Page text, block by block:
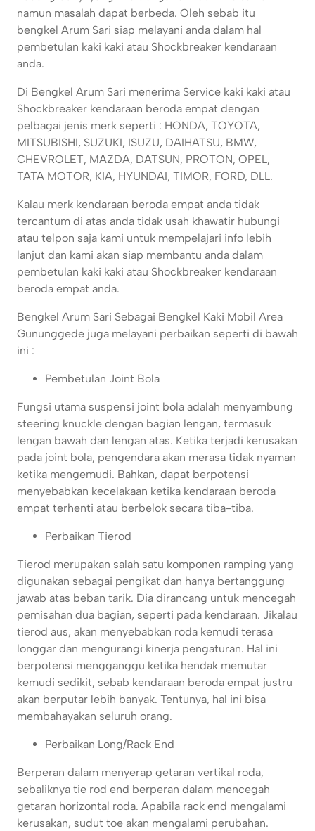
namun masalah dapat berbeda. Oleh sebab itu
bengkel Arum Sari siap melayani anda dalam hal
pembetulan kaki kaki atau Shockbreaker kendaraan
anda.
Di Bengkel Arum Sari menerima Service kaki kaki atau
Shockbreaker kendaraan beroda empat dengan
pelbagai jenis merk seperti : HONDA, TOYOTA,
MITSUBISHI, SUZUKI, ISUZU, DAIHATSU, BMW,
CHEVROLET, MAZDA, DATSUN, PROTON, OPEL,
TATA MOTOR, KIA, HYUNDAI, TIMOR, FORD, DLL.
Kalau merk kendaraan beroda empat anda tidak
tercantum di atas anda tidak usah khawatir hubungi
atau telpon saja kami untuk mempelajari info lebih
lanjut dan kami akan siap membantu anda dalam
pembetulan kaki kaki atau Shockbreaker kendaraan
beroda empat anda.
Bengkel Arum Sari Sebagai Bengkel Kaki Mobil Area
Gununggede juga melayani perbaikan seperti di bawah
ini :
Pembetulan Joint Bola
Fungsi utama suspensi joint bola adalah menyambung
steering knuckle dengan bagian lengan, termasuk
lengan bawah dan lengan atas. Ketika terjadi kerusakan
pada joint bola, pengendara akan merasa tidak nyaman
ketika mengemudi. Bahkan, dapat berpotensi
menyebabkan kecelakaan ketika kendaraan beroda
empat terhenti atau berbelok secara tiba-tiba.
Perbaikan Tierod
Tierod merupakan salah satu komponen ramping yang
digunakan sebagai pengikat dan hanya bertanggung
jawab atas beban tarik. Dia dirancang untuk mencegah
pemisahan dua bagian, seperti pada kendaraan. Jikalau
tierod aus, akan menyebabkan roda kemudi terasa
longgar dan mengurangi kinerja pengaturan. Hal ini
berpotensi mengganggu ketika hendak memutar
kemudi sedikit, sebab kendaraan beroda empat justru
akan berputar lebih banyak. Tentunya, hal ini bisa
membahayakan seluruh orang.
Perbaikan Long/Rack End
Berperan dalam menyerap getaran vertikal roda,
sebaliknya tie rod end berperan dalam mencegah
getaran horizontal roda. Apabila rack end mengalami
kerusakan, sudut toe akan mengalami perubahan.